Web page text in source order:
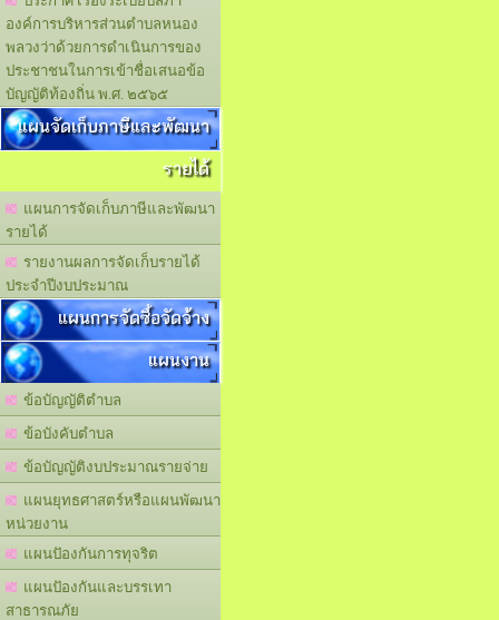
องค์การบริหารส่วนตำบลหนอง
พลวงว่าด้วยการดำเนินการของ
ประชาชนในการเข้าชื่อเสนอข้อ
บัญญัติท้องถิ่น พ.ศ. ๒๕๖๕
แผนจัดเก็บภาษีและพัฒนา
รายได้
แผนการจัดเก็บภาษีและพัฒนา
รายได้
รายงานผลการจัดเก็บรายได้
ประจำปีงบประมาณ
แผนการจัดซื้อจัดจ้าง
แผนงาน
ข้อบัญญัติตำบล
ข้อบังคับตำบล
ข้อบัญญัติงบประมาณรายจ่าย
แผนยุทธศาสตร์หรือแผนพัฒนา
หน่วยงาน
แผนปัองกันการทุจริต
แผนปัองกันและบรรเทา
สาธารณภัย